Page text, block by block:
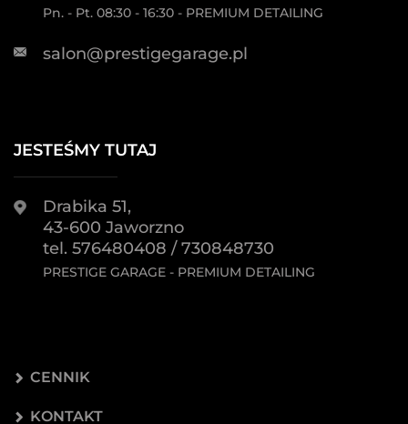
Pn. - Pt. 08:30 - 16:30 - PREMIUM DETAILING
salon@prestigegarage.pl
JESTEŚMY TUTAJ
Drabika 51,
43-600 Jaworzno
tel. 576480408 / 730848730
PRESTIGE GARAGE - PREMIUM DETAILING
CENNIK
KONTAKT